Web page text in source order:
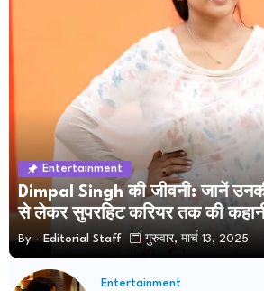
Entertainment
Dimpal Singh की जीवनी: जानें
से लेकर सुपरहिट करियर तक की
By - Editorial Staff गुरुवार, मार्च 13, 2025
Entertainment